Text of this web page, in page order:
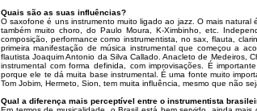
Quais são as suas influências?
O saxofone é uns instrumento muito ligado ao jazz. O mais
também muito choro, do Paulo Moura, K-Ximbinho, etc.
composição, performance como instrumentista, no sax, flauta,
primeira manifestação de música instrumental que começou a
flautista Joaquim Antonio da Silva Callado. Anacleto de Medeiros,
instrumental com forma definida, com improvisações. É
porque ele te dá muita base instrumental. É uma fonte muito
Tom Jobim, Hermeto, Sion, tem muita influência, mesmo que não
Qual a diferença mais perceptível entre o instrumentista